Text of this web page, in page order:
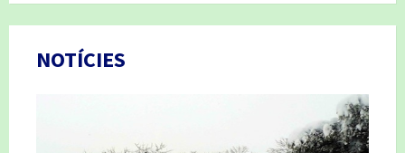
NOTÍCIES